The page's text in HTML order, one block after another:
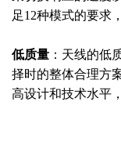
足12种模式的要求
低质量 ：天线的低
择时的整体合理方
高设计和技术水平